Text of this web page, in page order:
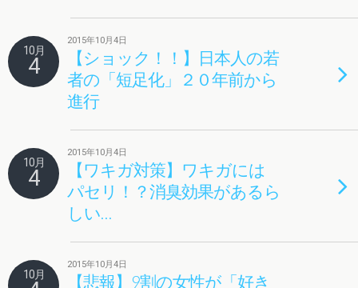
10月
4
2015年10月4日
【ショック！！】日本人の若
者の「短足化」２０年前から
進行
10月
4
2015年10月4日
【ワキガ対策】ワキガには
パセリ！？消臭効果があるら
しい…
10月
2015年10月4日
【悲報】9割の女性が「好き